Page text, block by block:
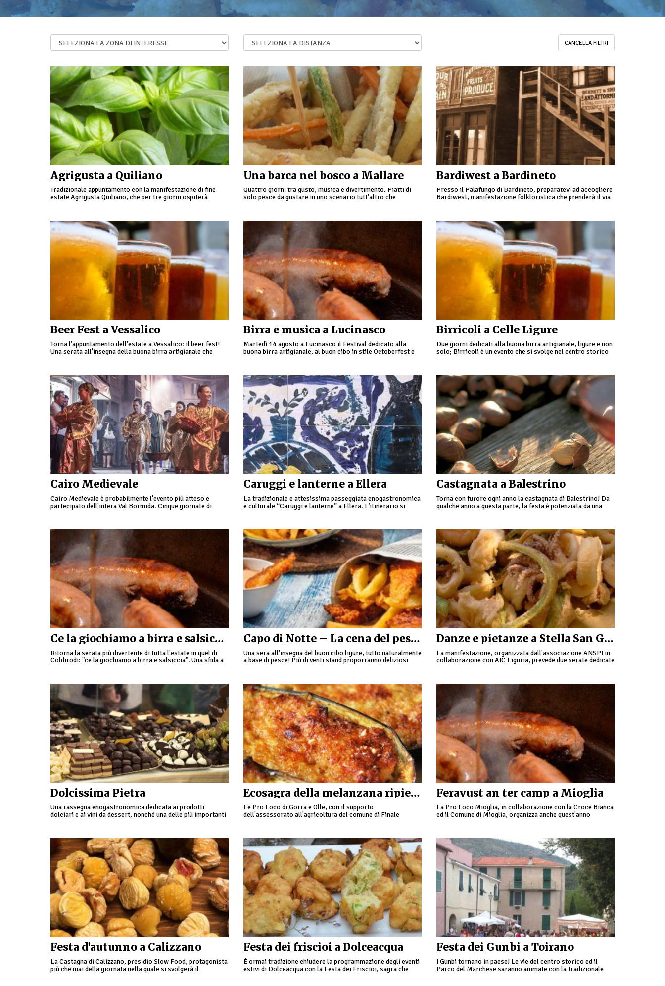
CANCELLA FILTRI
Agrigusta a Quiliano
Tradizionale appuntamento con la manifestazione di fine
estate Agrigusta Quiliano, che per tre giorni ospiterà
Una barca nel bosco a Mallare
Quattro giorni tra gusto, musica e divertimento. Piatti di
solo pesce da gustare in uno scenario tutt'altro che
Bardiwest a Bardineto
Presso il Palafungo di Bardineto, preparatevi ad accogliere
Bardiwest, manifestazione folkloristica che prenderà il via
Beer Fest a Vessalico
Torna l'appuntamento dell'estate a Vessalico: il beer fest!
Una serata all'insegna della buona birra artigianale che
Birra e musica a Lucinasco
Martedì 14 agosto a Lucinasco il Festival dedicato alla
buona birra artigianale, al buon cibo in stile Octoberfest e
Birricoli a Celle Ligure
Due giorni dedicati alla buona birra artigianale, ligure e non
solo; Birricoli è un evento che si svolge nel centro storico
Cairo Medievale
Cairo Medievale è probabilmente l'evento più atteso e
partecipato dell'intera Val Bormida. Cinque giornate di
Caruggi e lanterne a Ellera
La tradizionale e attesissima passeggiata enogastronomica
e culturale “Caruggi e lanterne” a Ellera. L’itinerario si
Castagnata a Balestrino
Torna con furore ogni anno la castagnata di Balestrino! Da
qualche anno a questa parte, la festa è potenziata da una
Ce la giochiamo a birra e salsiccia a Coldirodi
Ritorna la serata più divertente di tutta l'estate in quel di
Coldirodi: "ce la giochiamo a birra e salsiccia". Una sfida a
Capo di Notte – La cena del pescatore ad Albisola Superiore
Una sera all'insegna del buon cibo ligure, tutto naturalmente
a base di pesce! Più di venti stand proporranno deliziosi
Danze e pietanze a Stella San Giovanni
La manifestazione, organizzata dall'associazione ANSPI in
collaborazione con AIC Liguria, prevede due serate dedicate
Dolcissima Pietra
Una rassegna enogastronomica dedicata ai prodotti
dolciari e ai vini da dessert, nonché una delle più importanti
Ecosagra della melanzana ripiena a Gorra
Le Pro Loco di Gorra e Olle, con il supporto
dell'assessorato all'agricoltura del comune di Finale
Feravust an ter camp a Mioglia
La Pro Loco Mioglia, in collaborazione con la Croce Bianca
ed il Comune di Mioglia, organizza anche quest'anno
Festa d’autunno a Calizzano
La Castagna di Calizzano, presidio Slow Food, protagonista
più che mai della giornata nella quale si svolgerà il
Festa dei friscioi a Dolceacqua
È ormai tradizione chiudere la programmazione degli eventi
estivi di Dolceacqua con la Festa dei Friscioi, sagra che
Festa dei Gunbi a Toirano
I Gunbi tornano in paese! Le vie del centro storico ed il
Parco del Marchese saranno animate con la tradizionale